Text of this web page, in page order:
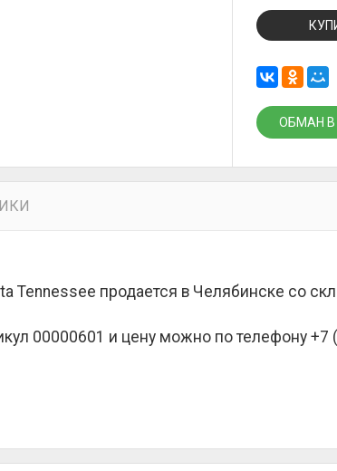
ОБМАН
Tennessee продается в Челябинске со
00000601 и цену можно по телефону